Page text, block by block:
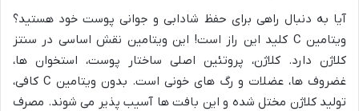
آیا به دنبال راهی برای حفظ شادابی و جوانی پوست خود هستید؟
ویتامین C کلید این راز است! این ویتامین نقش اساسی در سنتز
کلاژن دارد. کلاژن، پروتئین اصلی ساختار پوست، استخوان ها،
غضروف ها، عضلات و رگ های خونی است. بدون ویتامین C کافی،
تولید کلاژن مختل شده و این بافت ها آسیب پذیر می شوند. مصرف